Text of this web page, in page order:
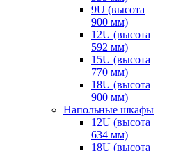
9U (высота
900 мм)
12U (высота
592 мм)
15U (высота
770 мм)
18U (высота
900 мм)
Напольные шкафы
12U (высота
634 мм)
18U (высота